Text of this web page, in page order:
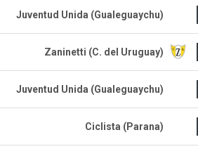
Juventud Unida (Gualeguaychu)
Zaninetti (C. del Uruguay)
Juventud Unida (Gualeguaychu)
Ciclista (Parana)